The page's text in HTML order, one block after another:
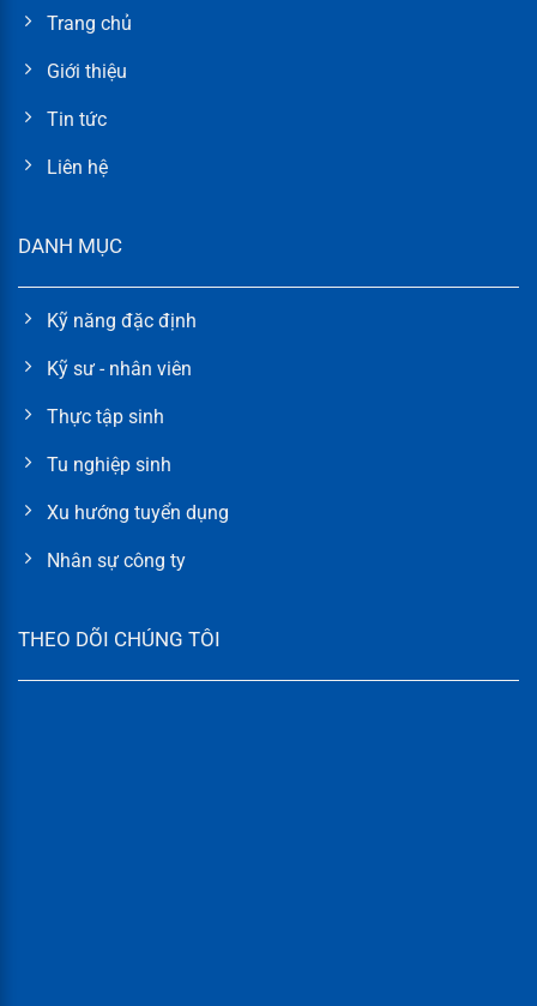
Trang chủ
Giới thiệu
Tin tức
Liên hệ
DANH MỤC
Kỹ năng đặc định
Kỹ sư - nhân viên
Thực tập sinh
Tu nghiệp sinh
Xu hướng tuyển dụng
Nhân sự công ty
THEO DÕI CHÚNG TÔI